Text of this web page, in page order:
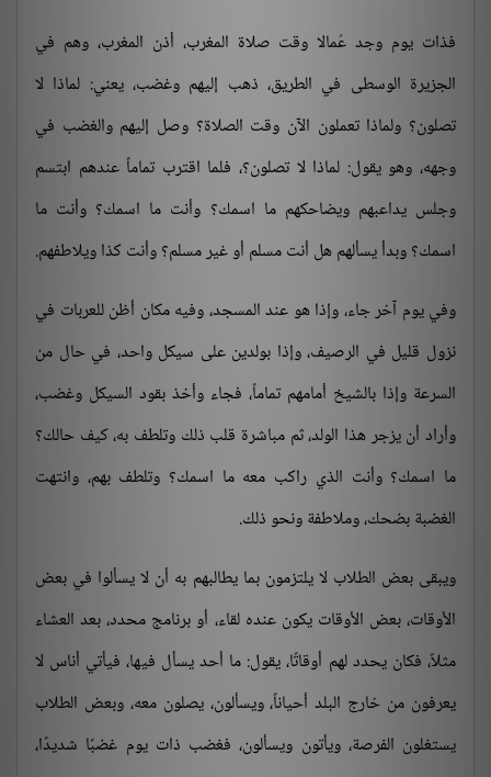
فذات يوم وجد عُمالا وقت صلاة المغرب، أذن المغرب، وهم في
الجزيرة الوسطى في الطريق، ذهب إليهم وغضب، يعني: لماذا لا
تصلون؟ ولماذا تعملون الآن وقت الصلاة؟ وصل إليهم والغضب في
وجهه، وهو يقول: لماذا لا تصلون؟، فلما اقترب تماماً عندهم ابتسم
وجلس يداعبهم ويضاحكهم ما اسمك؟ وأنت ما اسمك؟ وأنت ما
اسمك؟ وبدأ يسألهم هل أنت مسلم أو غير مسلم؟ وأنت كذا ويلاطفهم.
وفي يوم آخر جاء، وإذا هو عند المسجد، وفيه مكان أظن للعربات في
نزول قليل في الرصيف، وإذا بولدين على سيكل واحد، في حال من
السرعة وإذا بالشيخ أمامهم تماماً، فجاء وأخذ بقود السيكل وغضب،
وأراد أن يزجر هذا الولد، ثم مباشرة قلب ذلك وتلطف به، كيف حالك؟
ما اسمك؟ وأنت الذي راكب معه ما اسمك؟ وتلطف بهم، وانتهت
الغضبة بضحك، وملاطفة ونحو ذلك.
ويبقى بعض الطلاب لا يلتزمون بما يطالبهم به أن لا يسألوا في بعض
الأوقات، بعض الأوقات يكون عنده لقاء، أو برنامج محدد، بعد العشاء
مثلاً، فكان يحدد لهم أوقاتًا، يقول: ما أحد يسأل فيها، فيأتي أناس لا
يعرفون من خارج البلد أحياناً، ويسألون، يصلون معه، وبعض الطلاب
يستغلون الفرصة، ويأتون ويسألون، فغضب ذات يوم غضبًا شديدًا،